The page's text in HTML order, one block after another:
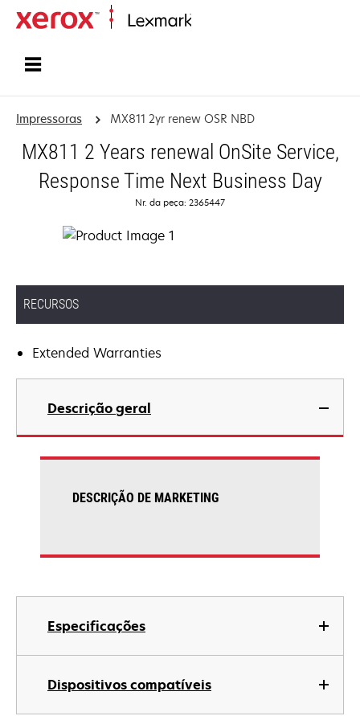
Impressoras MX811 2yr renew OSR NBD
MX811 2 Years renewal OnSite Service,
Response Time Next Business Day
Nr. da peça: 2365447
RECURSOS
Extended Warranties
Descrição geral
Especificações
Dispositivos compatíveis
DESCRIÇÃO DE MARKETING